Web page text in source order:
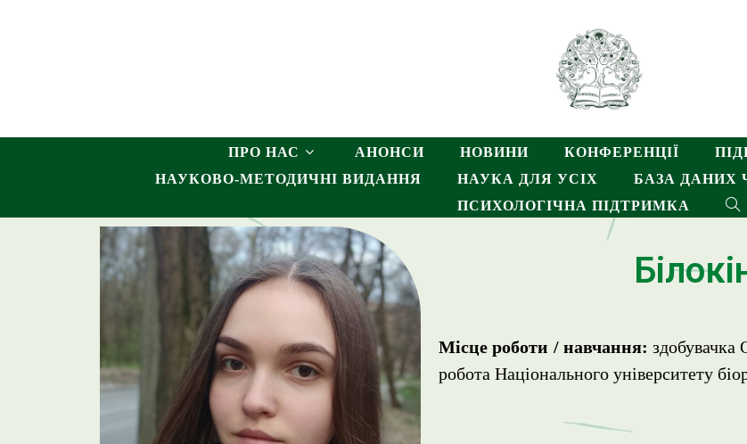
ПРО НАС АНОНСИ НОВИНИ КОНФЕРЕНЦІЇ
НАУКОВО-МЕТОДИЧНІ ВИДАННЯ
НАУКА ДЛЯ УСІХ БАЗА ДАНИХ
ПСИХОЛОГІЧНА ПІДТРИМКА
Місце роботи / навчання: здобувачка
робота Національного університету